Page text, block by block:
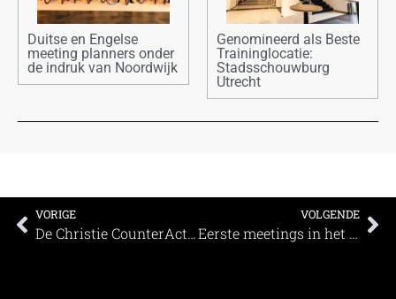
Duitse en Engelse
meeting planners onder
de indruk van Noordwijk
Genomineerd als Beste
Traininglocatie:
Stadsschouwburg
Utrecht
VORIGE
De Christie CounterAct UVC lamp is het enige product met de gepatenteerde Care222® technologie
VOLGENDE
Eerste meetings in het WestCord WTC Hotel weer begonnen